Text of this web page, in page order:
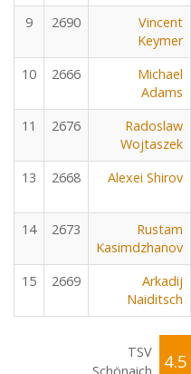
9 2690
Vincent
Keymer
10 2666
Michael
Adams
11 2676
Radoslaw
Wojtaszek
13 2668 Alexei Shirov
14 2673
Rustam
Kasimdzhanov
15 2669
Arkadij
Naiditsch
TSV
4.5